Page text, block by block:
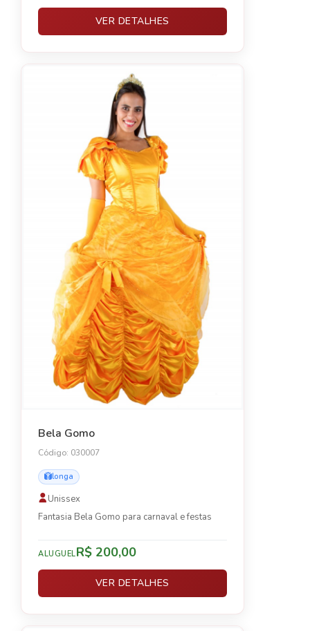
VER DETALHES
Bela Gomo
Código: 030007
longa
Unissex
Fantasia Bela Gomo para carnaval e festas
ALUGUELR$ 200,00
VER DETALHES